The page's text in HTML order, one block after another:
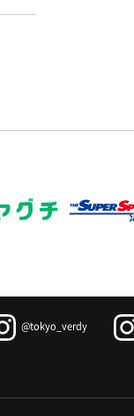
@tokyo_verdy